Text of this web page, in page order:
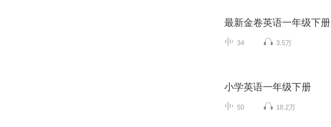
最新金卷英语一年级下册
34 3.5万
小学英语一年级下册
50 18.2万